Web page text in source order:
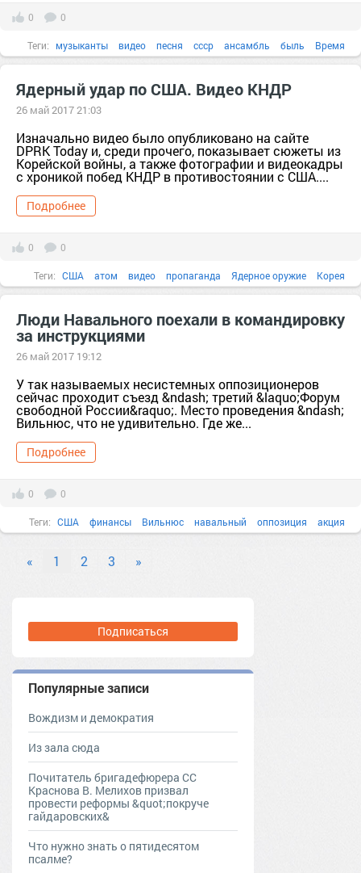
0 0
Теги: музыканты видео песня ссср ансамбль быль Время
Ядерный удар по США. Видео КНДР
26 май 2017 21:03
Изначально видео было опубликовано на сайте
DPRK Today и, среди прочего, показывает сюжеты из
Корейской войны, а также фотографии и видеокадры
с хроникой побед КНДР в противостоянии с США....
Подробнее
0 0
Теги: США атом видео пропаганда Ядерное оружие Корея
Люди Навального поехали в командировку
за инструкциями
26 май 2017 19:12
У так называемых несистемных оппозиционеров
сейчас проходит съезд &ndash; третий &laquo;Форум
свободной России&raquo;. Место проведения &ndash;
Вильнюс, что не удивительно. Где же...
Подробнее
0 0
Теги: США финансы Вильнюс навальный оппозиция акция
« 1 2 3 »
Подписаться
Популярные записи
Вождизм и демократия
Из зала сюда
Почитатель бригадефюрера СС
Краснова В. Мелихов призвал
провести реформы &quot;покруче
гайдаровских&
Что нужно знать о пятидесятом
псалме?